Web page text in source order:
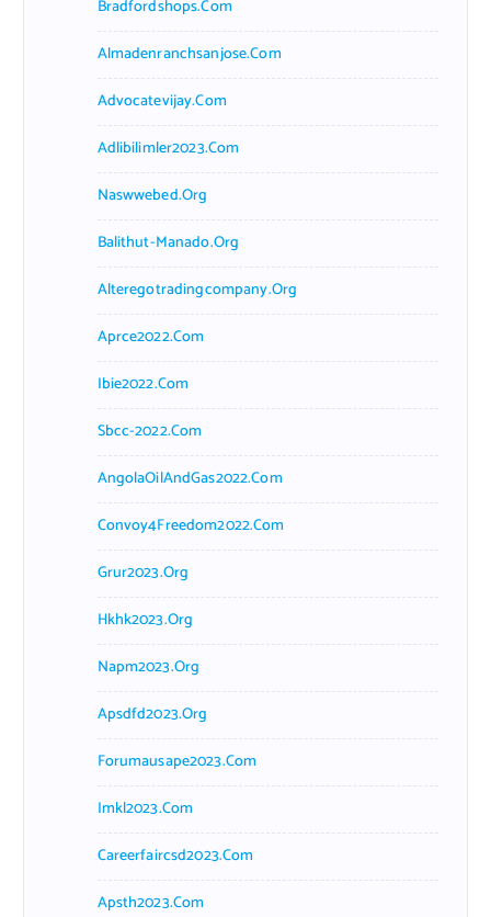
Bradfordshops.com
Almadenranchsanjose.com
Advocatevijay.com
Adlibilimler2023.com
Naswwebed.org
Balithut-Manado.org
Alteregotradingcompany.org
Aprce2022.com
Ibie2022.com
Sbcc-2022.com
AngolaOilAndGas2022.com
Convoy4Freedom2022.com
Grur2023.org
Hkhk2023.org
Napm2023.org
Apsdfd2023.org
Forumausape2023.com
Imkl2023.com
Careerfaircsd2023.com
Apsth2023.com